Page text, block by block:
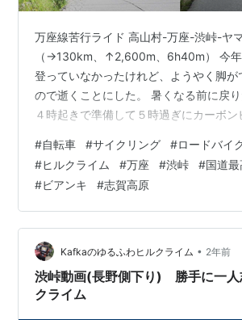
万座線苦行ライド 高山村-万座-渋峠-ヤ
（→130km、↑2,600m、6h40m） 今
登っていなかったけれど、ようやく脚が
ので逝くことにした。 暑くなる前に戻
４時起きで準備して５時過ぎにカーボン
昨日も帰宅が２２時過ぎになり、４時間
ない。先週も同じ感じで２００ｋｍ走っ
丈夫か。 朝日を受けながら犀川沿いを走
す。 屋島橋について須坂に入り、高山
の入り口に着いて、万座線苦行に励む
直登を登る。 ジョグ…
#自転車 #サイクリング #ロードバイ
#ヒルクライム #万座 #渋峠 #国道
#ビアンキ #志賀高原
Kafkaのゆるふわヒルクライム • 2年前
渋峠動画(長野側下り) 勝手に一人
クライム